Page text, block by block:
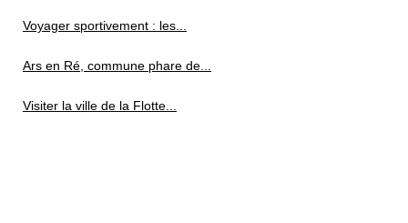
Voyager sportivement : les...
Ars en Ré, commune phare de...
Visiter la ville de la Flotte...